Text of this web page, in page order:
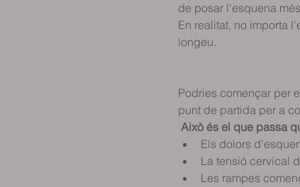
de posar l'esquena
En realitat, no importa
longeu.
Podries començar per
punt de partida per a
Això és el que passa
Els dolors
La tensió cervical
Les rampes